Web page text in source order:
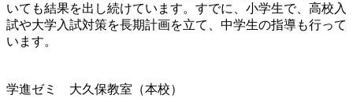
いても結果を出し続けています。すでに、小学生で、高校入
試や大学入試対策を長期計画を立て、中学生の指導も行って
います。
学進ゼミ 大久保教室（本校）